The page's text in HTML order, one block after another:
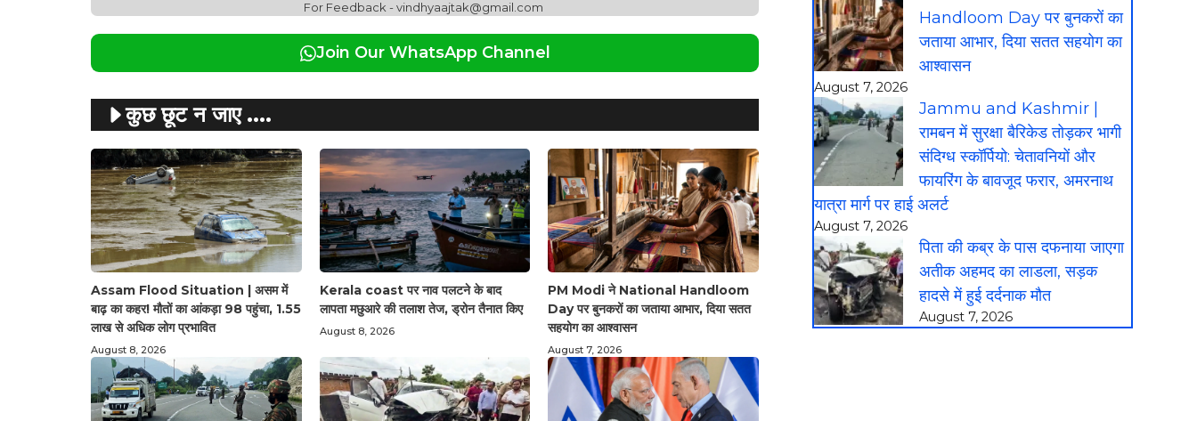
For Feedback - vindhyaajtak@gmail.com
Join Our WhatsApp Channel
कुछ छूट न जाए ....
Assam Flood Situation | असम में
बाढ़ का कहर! मौतों का आंकड़ा 98 पहुंचा, 1.55
लाख से अधिक लोग प्रभावित
August 8, 2026
Kerala coast पर नाव पलटने के बाद
लापता मछुआरे की तलाश तेज, ड्रोन तैनात किए
August 8, 2026
PM Modi ने National Handloom
Day पर बुनकरों का जताया आभार, दिया सतत
सहयोग का आश्वासन
August 7, 2026
Handloom Day पर बुनकरों का
जताया आभार, दिया सतत सहयोग का
आश्वासन
August 7, 2026
Jammu and Kashmir |
रामबन में सुरक्षा बैरिकेड तोड़कर भागी
संदिग्ध स्कॉर्पियो: चेतावनियों और
फायरिंग के बावजूद फरार, अमरनाथ
यात्रा मार्ग पर हाई अलर्ट
August 7, 2026
पिता की कब्र के पास दफनाया जाएगा
अतीक अहमद का लाडला, सड़क
हादसे में हुई दर्दनाक मौत
August 7, 2026